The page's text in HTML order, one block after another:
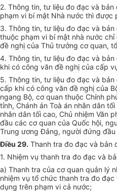
2. Thông tin, tư liệu đo đạc và
phạm vi bí mật Nhà nước thì được
3. Thông tin, tư liệu đo đạc và
thuộc phạm vi bí mật nhà nước
đề nghị của Thủ trưởng cơ quan,
4. Thông tin, tư liệu đo đạc và
khi có công văn đề nghị của cấp
5. Thông tin, tư liệu đo đạc và
cấp khi có công văn đề nghị của
ngang Bộ, cơ quan thuộc Chính
tỉnh, Chánh án Toà án nhân dân
nhân dân tối cao, Chủ nhiệm Văn
đầu các cơ quan của Quốc hội,
Trung ương Đảng, người đứng
Điều 29. Thanh tra đo đạc và bản
1. Nhiệm vụ thanh tra đo đạc và
a) Thanh tra của cơ quan quản lý
nhiệm vụ tổ chức thanh tra đo
dụng trên phạm vi cả nước;